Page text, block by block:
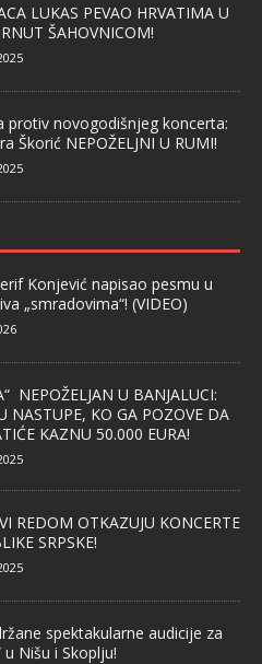
LUKAS PEVAO HRVATIMA U
ŠAHOVNICOM!
protiv novogodišnjeg koncerta:
Škorić NEPOŽELJNI U RUMI!
Konjević napisao pesmu u
„smradovima“! (VIDEO)
NEPOŽELJAN U BANJALUCI:
NASTUPE, KO GA POZOVE DA
KAZNU 50.000 EURA!
REDOM OTKAZUJU KONCERTE
SRPSKE!
spektakularne audicije za
u Nišu i Skoplju!